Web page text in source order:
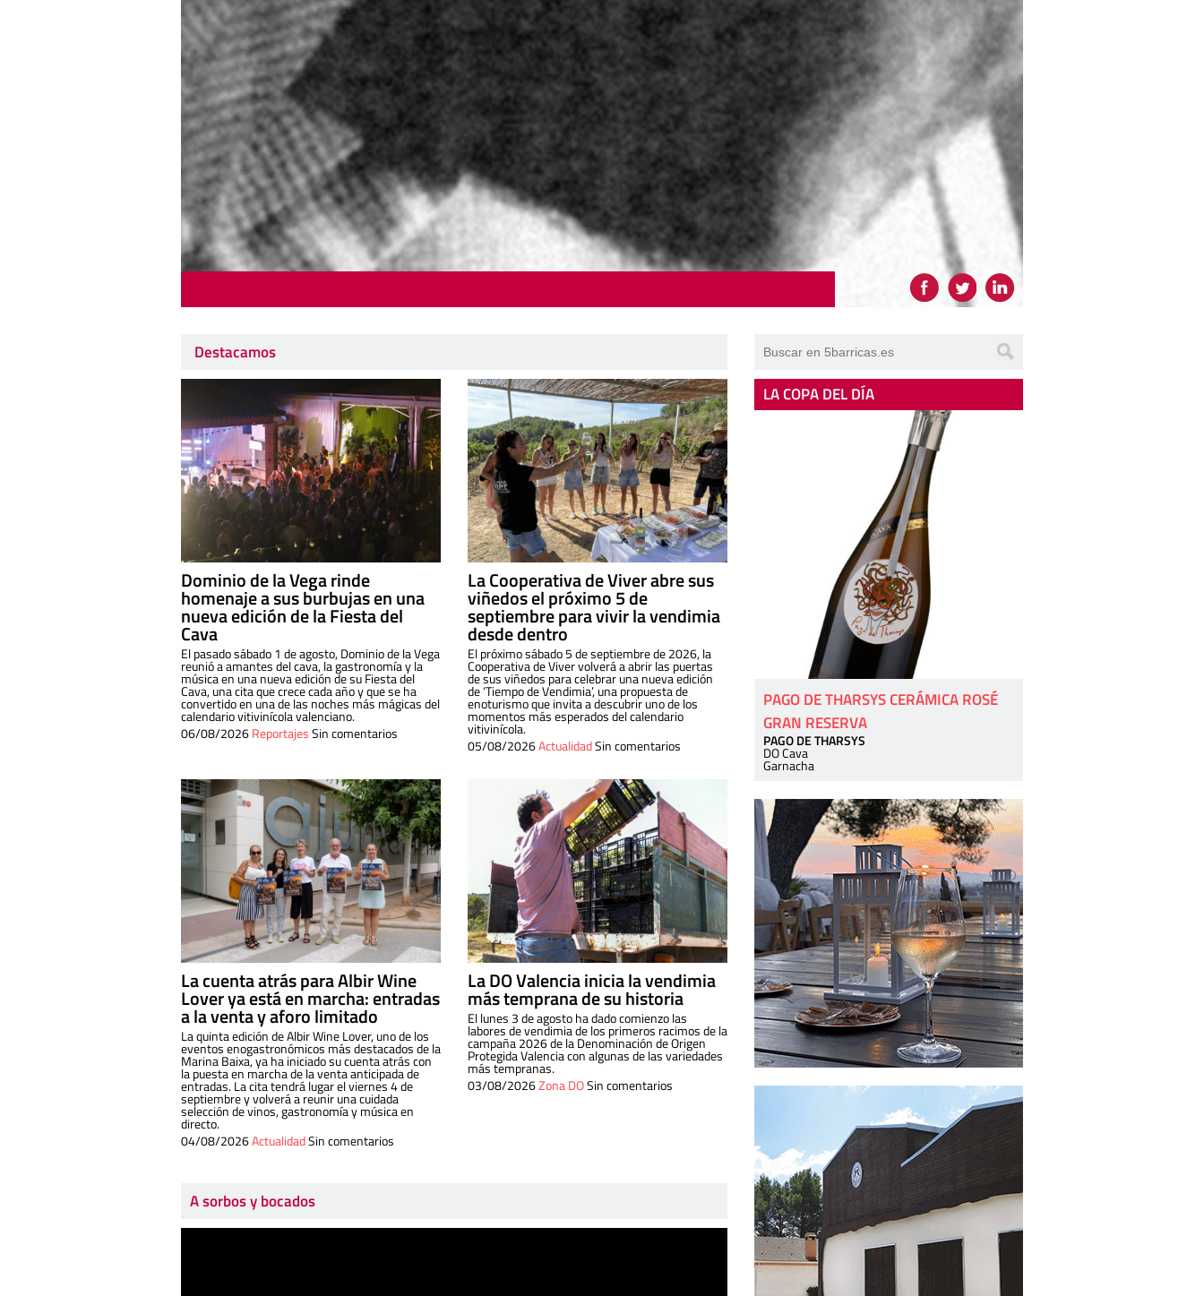
Destacamos
Dominio de la Vega rinde
homenaje a sus burbujas en una
nueva edición de la Fiesta del
Cava
El pasado sábado 1 de agosto, Dominio de la Vega
reunió a amantes del cava, la gastronomía y la
música en una nueva edición de su Fiesta del
Cava, una cita que crece cada año y que se ha
convertido en una de las noches más mágicas del
calendario vitivinícola valenciano.
06/08/2026ReportajesSin comentarios
La Cooperativa de Viver abre sus
viñedos el próximo 5 de
septiembre para vivir la vendimia
desde dentro
El próximo sábado 5 de septiembre de 2026, la
Cooperativa de Viver volverá a abrir las puertas
de sus viñedos para celebrar una nueva edición
de ‘Tiempo de Vendimia’, una propuesta de
enoturismo que invita a descubrir uno de los
momentos más esperados del calendario
vitivinícola.
05/08/2026ActualidadSin comentarios
La cuenta atrás para Albir Wine
Lover ya está en marcha: entradas
a la venta y aforo limitado
La quinta edición de Albir Wine Lover, uno de los
eventos enogastronómicos más destacados de la
Marina Baixa, ya ha iniciado su cuenta atrás con
la puesta en marcha de la venta anticipada de
entradas. La cita tendrá lugar el viernes 4 de
septiembre y volverá a reunir una cuidada
selección de vinos, gastronomía y música en
directo.
04/08/2026ActualidadSin comentarios
La DO Valencia inicia la vendimia
más temprana de su historia
El lunes 3 de agosto ha dado comienzo las
labores de vendimia de los primeros racimos de la
campaña 2026 de la Denominación de Origen
Protegida Valencia con algunas de las variedades
más tempranas.
03/08/2026Zona DOSin comentarios
A sorbos y bocados
LA COPA DEL DÍA
PAGO DE THARSYS CERÁMICA ROSÉ
GRAN RESERVA
PAGO DE THARSYS
DO Cava
Garnacha